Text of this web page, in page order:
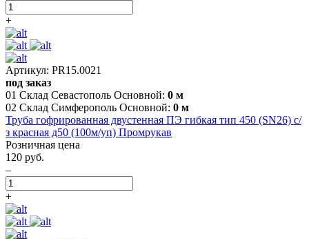
+
Артикул: PR15.0021
под заказ
01 Склад Севастополь Основной: 0 м
02 Склад Симферополь Основной: 0 м
Труба гофрированная двустенная ПЭ гибкая тип 450 (SN26) с/
з красная д50 (100м/уп) Промрукав
Розничная цена
120 руб.
–
+